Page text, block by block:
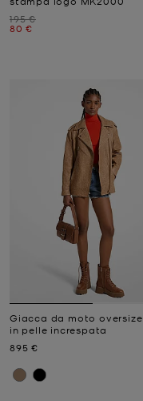
Prezzo iniziale
195 €
Prezzo attuale
80 €
Giacca da moto oversize
in pelle increspata
Prezzo attuale
895 €